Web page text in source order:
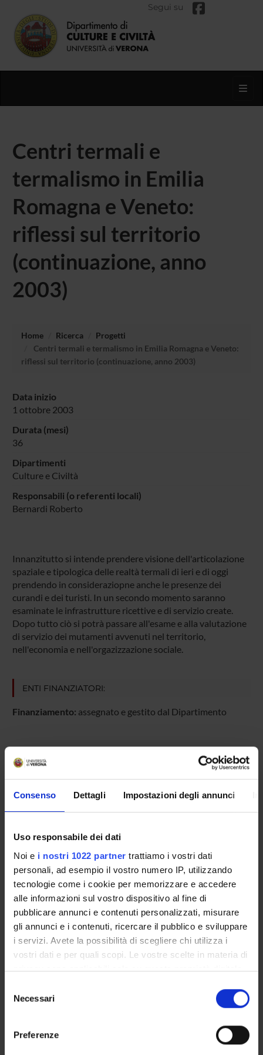
Consenso Dettagli Impostazioni degli annunci
Uso responsabile dei dati
Noi e i nostri 1022 partner trattiamo i vostri dati
personali, ad esempio il vostro numero IP, utilizzando
tecnologie come i cookie per memorizzare e accedere
alle informazioni sul vostro dispositivo al fine di
pubblicare annunci e contenuti personalizzati, misurare
gli annunci e i contenuti, ricercare il pubblico e sviluppare
i servizi. Avete la possibilità di scegliere chi utilizza i
vostri dati e per quali scopi. Le vostre scelte in materia di
privacy sono applicabili solo su questa proprietà digitale
modificare o revocare il proprio consenso in qualsiasi
momento dalla Dichiarazione sui cookie o facendo clic
delNecessari
Preferenze
Segui su
Centri termali e
termalismo in Emilia
Romagna e Veneto:
riflessi sul territorio
(continuazione, anno
2003)
Home Ricerca
Progetti
Centri termali e termalismo in Emilia Romagna e Veneto:
riflessi sul territorio (continuazione, anno 2003)
Data inizio
1 ottobre 2003
Durata (mesi)
36
Dipartimenti
Culture e Civiltà
Responsabili (o referenti locali)
Bernardi Roberto
Innanzitutto si intende prendere visione dell'articolazione
spaziale e tipologica delle realtà termali di ieri e di oggi
prendendo in consideraziopne anche le presenze dei
curandi e dei turisti. In un secondo momento saranno
esaminate le infrastrutture ricettive e di servizio create.
Dopo tutto ciò si potrà passare all'esame e alla valutazione
di servizio dei mutamenti avvenuti nel territorio,
nell'economia e nell'orgazizzazione sociale.
ENTI FINANZIATORI:
Finanziamento: assegnato e gestito dal Dipartimento
PARTECIPANTI AL PROGETTO
Maria Pappalardo
Professore associato
Sandra Vantini
Cultore della materia
COLLABORATORI ESTERNI
Gianmarco Lazzarin